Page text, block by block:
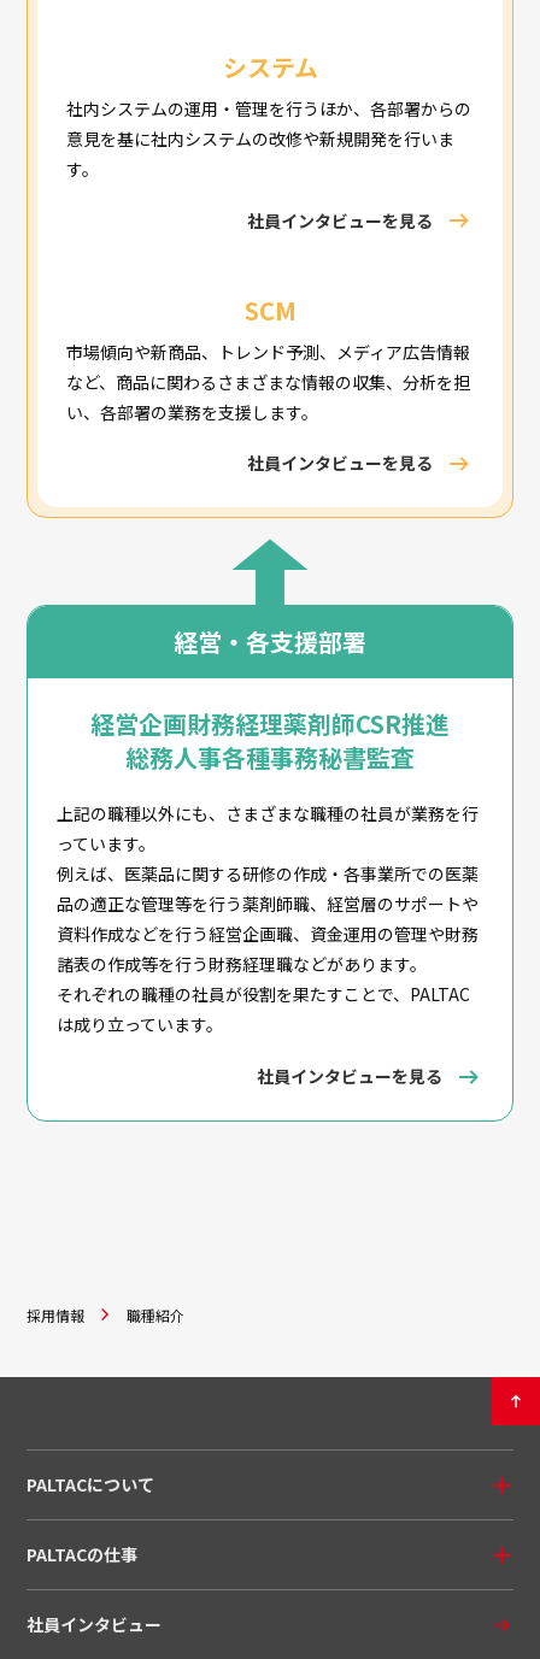
システム
社内システムの運用・管理を行うほか、各部署からの
意見を基に社内システムの改修や新規開発を行いま
す。
社員インタビューを見る
SCM
市場傾向や新商品、トレンド予測、メディア広告情報
など、商品に関わるさまざまな情報の収集、分析を担
い、各部署の業務を支援します。
社員インタビューを見る
経営・各支援部署
経営企画財務経理薬剤師CSR推進
総務人事各種事務秘書監査
上記の職種以外にも、さまざまな職種の社員が業務を行
っています。
例えば、医薬品に関する研修の作成・各事業所での医薬
品の適正な管理等を行う薬剤師職、経営層のサポートや
資料作成などを行う経営企画職、資金運用の管理や財務
諸表の作成等を行う財務経理職などがあります。
それぞれの職種の社員が役割を果たすことで、PALTAC
は成り立っています。
社員インタビューを見る
採用情報 職種紹介
PALTACについて
PALTACの仕事
社員インタビュー